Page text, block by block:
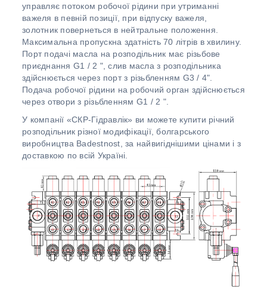
управляє потоком робочої рідини при утриманні
важеля в певній позиції, при відпуску важеля,
золотник повернеться в нейтральне положення.
Максимальна пропускна здатність 70 літрів в хвилину.
Порт подачі масла на розподільник має різьбове
приєднання G1 / 2 ", слив масла з розподільника
здійснюється через порт з різьбленням G3 / 4".
Подача робочої рідини на робочий орган здійснюється
через отвори з різьбленням G1 / 2 ".
У компанії «СКР-Гідравлік» ви можете купити річний
розподільник різної модифікації, болгарського
виробництва Badestnost, за найвигіднішими цінами і з
доставкою по всій Україні.